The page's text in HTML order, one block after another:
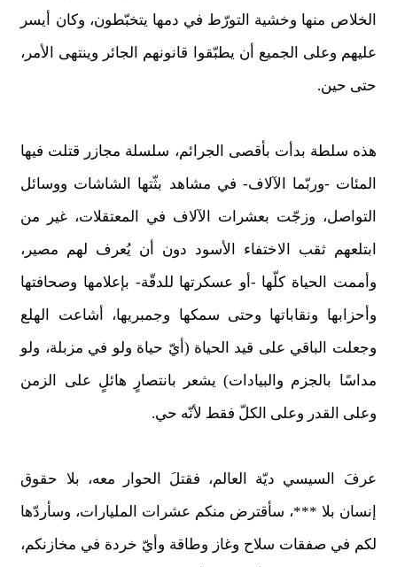
الخلاص منها وخشية التورّط في دمها يتخبّطون، وكان أيسر
عليهم وعلى الجميع أن يطبّقوا قانونهم الجائر وينتهى الأمر،
حتى حين.
هذه سلطة بدأت بأقصى الجرائم، سلسلة مجازر قتلت فيها
المئات -وربّما الآلاف- في مشاهد بثّتها الشاشات ووسائل
التواصل، وزجّت بعشرات الآلاف في المعتقلات، غير من
ابتلعهم ثقب الاختفاء الأسود دون أن يُعرف لهم مصير،
وأممت الحياة كلّها -أو عسكرتها للدقّة- بإعلامها وصحافتها
وأحزابها ونقاباتها وحتى سمكها وجمبريها، أشاعت الهلع
وجعلت الباقي على قيد الحياة (أيّ حياة ولو في مزبلة، ولو
مداسًا بالجزم والبيادات) يشعر بانتصارٍ هائلٍ على الزمن
وعلى القدر وعلى الكلّ فقط لأنّه حي.
عرفَ السيسي ديّة العالم، فقتلَ الحوار معه، بلا حقوق
إنسان بلا ***، سأقترض منكم عشرات المليارات، وسأردّها
لكم في صفقات سلاح وغاز وطاقة وأيّ خردة في مخازنكم،